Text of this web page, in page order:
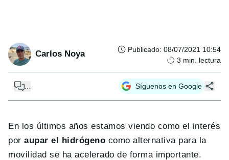
Carlos Noya Publicado: 08/07/2021 10:54
3 min. lectura
Síguenos en Google
En los últimos años estamos viendo como el interés
poraupar el hidrógeno como alternativa para la
movilidad se ha acelerado de forma importante.